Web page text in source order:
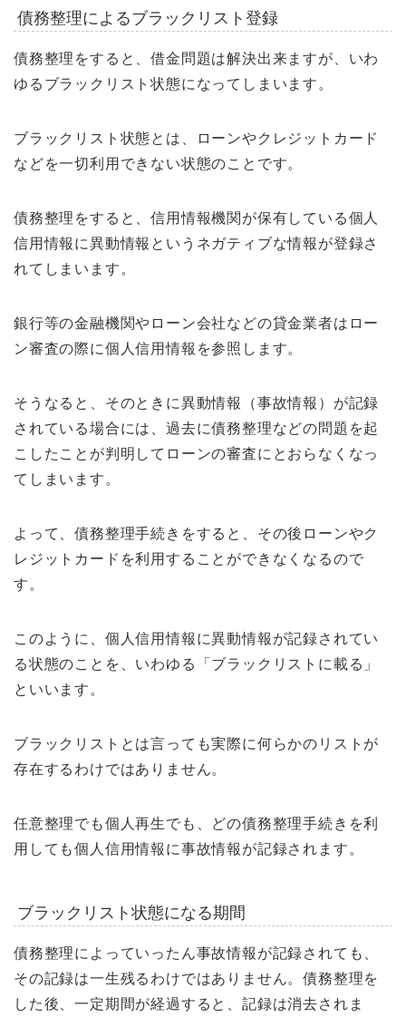
債務整理によるブラックリスト登録
債務整理をすると、借金問題は解決出来ますが、いわ
ゆるブラックリスト状態になってしまいます。
ブラックリスト状態とは、ローンやクレジットカード
などを一切利用できない状態のことです。
債務整理をすると、信用情報機関が保有している個人
信用情報に異動情報というネガティブな情報が登録さ
れてしまいます。
銀行等の金融機関やローン会社などの貸金業者はロー
ン審査の際に個人信用情報を参照します。
そうなると、そのときに異動情報（事故情報）が記録
されている場合には、過去に債務整理などの問題を起
こしたことが判明してローンの審査にとおらなくなっ
てしまいます。
よって、債務整理手続きをすると、その後ローンやク
レジットカードを利用することができなくなるので
す。
このように、個人信用情報に異動情報が記録されてい
る状態のことを、いわゆる「ブラックリストに載る」
といいます。
ブラックリストとは言っても実際に何らかのリストが
存在するわけではありません。
任意整理でも個人再生でも、どの債務整理手続きを利
用しても個人信用情報に事故情報が記録されます。
ブラックリスト状態になる期間
債務整理によっていったん事故情報が記録されても、
その記録は一生残るわけではありません。債務整理を
した後、一定期間が経過すると、記録は消去されま